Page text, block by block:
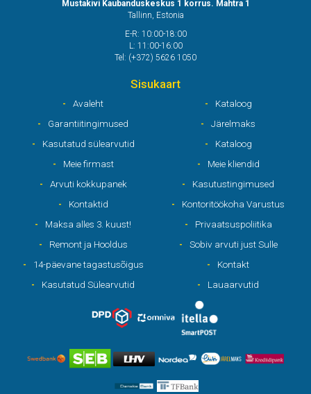
Mustakivi Kaubanduskeskus 1 korrus. Mahtra 1
Tallinn, Estonia
E-R: 10:00-18:00
L: 11:00-16:00
Tel: (+372) 5626 1050
Sisukaart
Avaleht
Kataloog
Garantiitingimused
Järelmaks
Kasutatud sülearvutid
Kataloog
Meie firmast
Meie kliendid
Arvuti kokkupanek
Kasutustingimused
Kontaktid
Kontoritöökoha Varustus
Maksa alles 3. kuust!
Privaatsuspoliitika
Remont ja Hooldus
Sobiv arvuti just Sulle
14-päevane tagastusõigus
Kontakt
Kasutatud Sülearvutid
Lauaarvutid